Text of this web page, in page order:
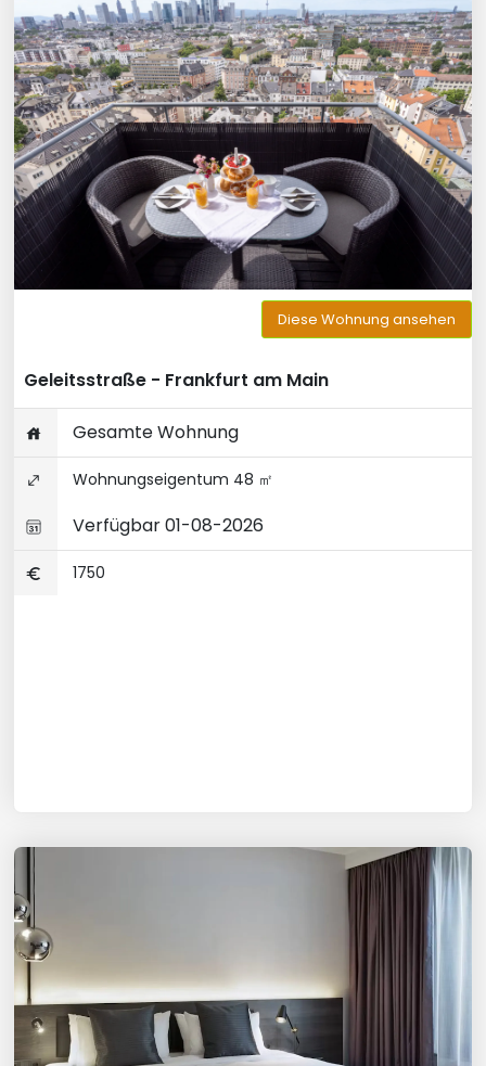
Diese Wohnung ansehen
Geleitsstraße - Frankfurt am Main
Gesamte Wohnung
Wohnungseigentum 48 ㎡
Verfügbar 01-08-2026
1750